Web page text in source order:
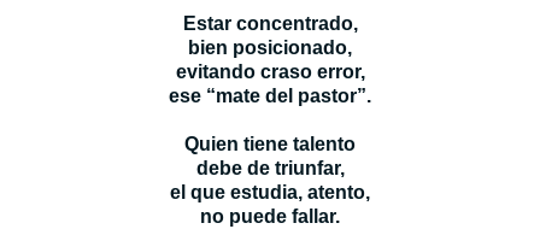
Estar concentrado,
bien posicionado,
evitando craso error,
ese “mate del pastor”.
Quien tiene talento
debe de triunfar,
el que estudia, atento,
no puede fallar.